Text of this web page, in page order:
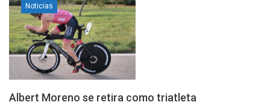
Noticias
Albert Moreno se retira como triatleta